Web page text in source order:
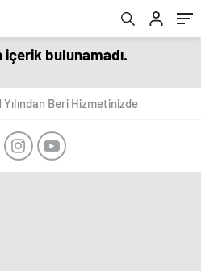
bulunamadı.
Beri Hizmetinizde